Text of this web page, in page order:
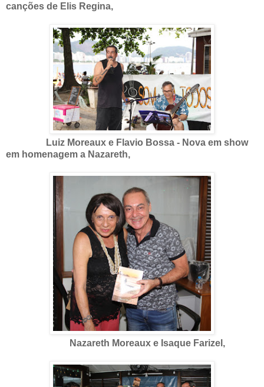
canções de Elis Regina,
Luiz Moreaux e Flavio Bossa - Nova em show
em homenagem a Nazareth,
Nazareth Moreaux e Isaque Farizel,